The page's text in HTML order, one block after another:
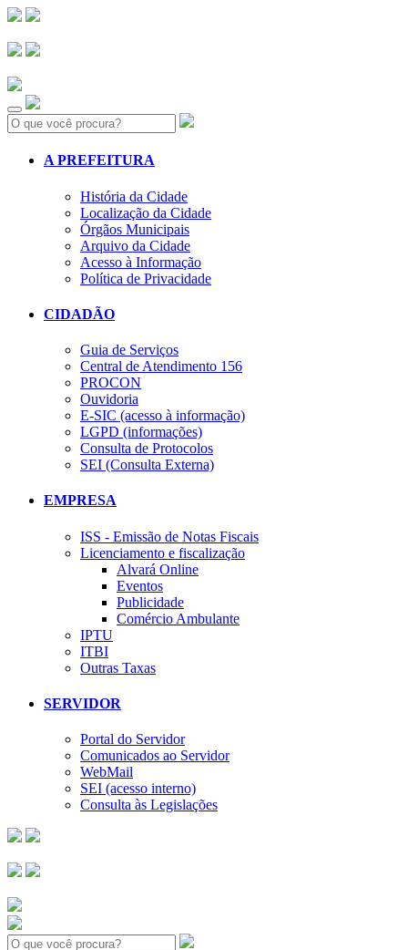
Search:
A PREFEITURA
História da Cidade
Localização da Cidade
Órgãos Municipais
Arquivo da Cidade
Acesso à Informação
Política de Privacidade
CIDADÃO
Guia de Serviços
Central de Atendimento 156
PROCON
Ouvidoria
E-SIC (acesso à informação)
LGPD (informações)
Consulta de Protocolos
SEI (Consulta Externa)
EMPRESA
ISS - Emissão de Notas Fiscais
Licenciamento e fiscalização
Alvará Online
Eventos
Publicidade
Comércio Ambulante
IPTU
ITBI
Outras Taxas
SERVIDOR
Portal do Servidor
Comunicados ao Servidor
WebMail
SEI (acesso interno)
Consulta às Legislações
Search: